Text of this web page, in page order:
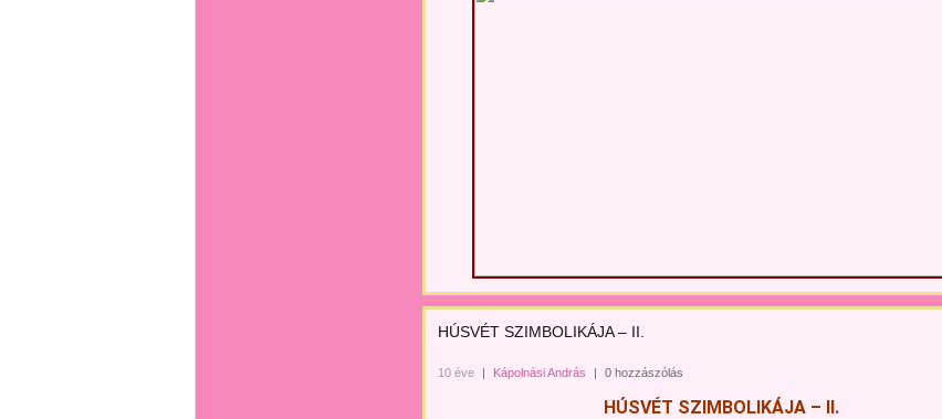
HÚSVÉT SZIMBOLIKÁJA – II.
10 éve | Kápolnási András | 0 hozzászólás
HÚSVÉT SZIMBOLIKÁJA – II.